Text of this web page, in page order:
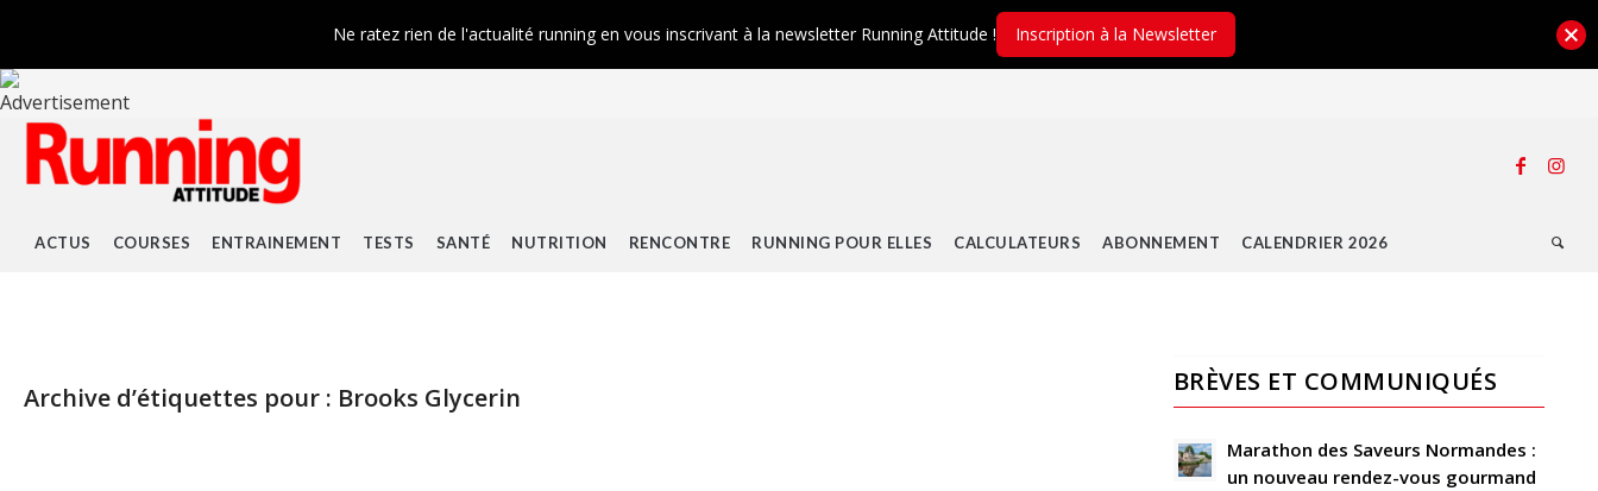
ACTUS COURSES ENTRAINEMENT TESTS SANTÉ NUTRITION RENCONTRE RUNNING POUR ELLES CALCULATEURS ABONNEMENT CALENDRIER 2026
Archive d’étiquettes pour : Brooks Glycerin
BRÈVES ET COMMUNIQUÉS
Marathon des Saveurs Normandes :
un nouveau rendez-vous gourmand
Ne ratez rien de l'actualité running en vous inscrivant à la newsletter Running Attitude ! Inscription à la Newsletter